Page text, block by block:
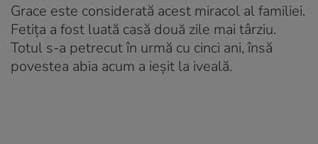
Grace este considerată acest miracol al familiei.
Fetița a fost luată casă două zile mai târziu.
Totul s-a petrecut în urmă cu cinci ani, însă
povestea abia acum a ieșit la iveală.